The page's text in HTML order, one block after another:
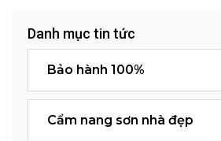
Danh mục tin tức
Bảo hành 100%
Cẩm nang sơn nhà đẹp